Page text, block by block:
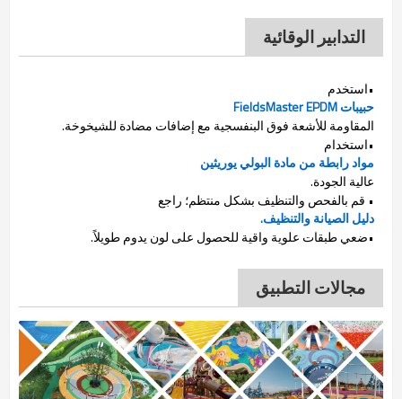
التدابير الوقائية
•استخدم
حبيبات FieldsMaster EPDM
المقاومة للأشعة فوق البنفسجية مع إضافات مضادة للشيخوخة.
•استخدام
مواد رابطة من مادة البولي يوريثين
عالية الجودة.
• قم بالفحص والتنظيف بشكل منتظم؛ راجع
دليل الصيانة والتنظيف.
•ضعي طبقات علوية واقية للحصول على لون يدوم طويلاً.
مجالات التطبيق